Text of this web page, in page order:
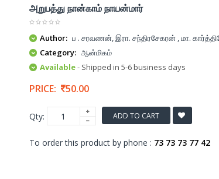
அறுபத்து நான்காம் நாயன்மார்
Author: ப . சரவணன், இரா. சந்திரசேகரன் , மா.
Category: ஆன்மிகம்
Available- Shipped in 5-6 business days
PRICE: 50.00
Qty: ADD TO CART
To order this product by phone : 73 73 73 77 42